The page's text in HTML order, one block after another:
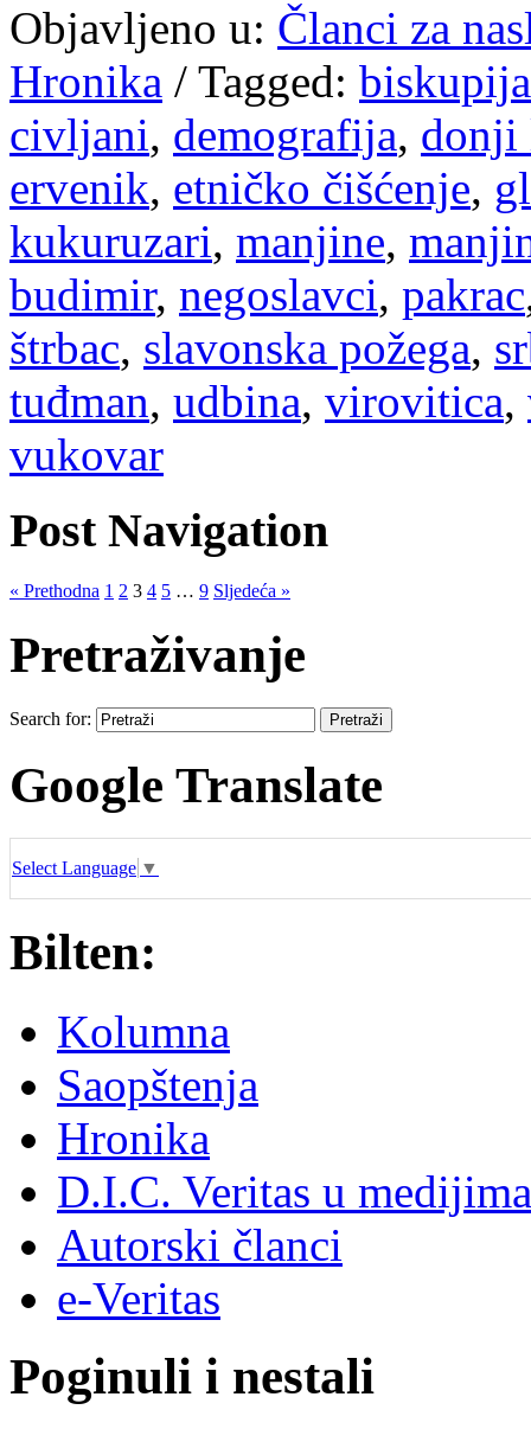
Objavljeno u: Članci za
Hronika / Tagged: biskupija
civljani, demografija, donji
ervenik, etničko čišćenje,
kukuruzari, manjine,
budimir, negoslavci, pakrac
štrbac, slavonska požega,
tuđman, udbina, virovitica,
vukovar
Post Navigation
« Prethodna 1 2 3 4 5 … 9 Sljedeća »
Pretraživanje
Search for:
Google Translate
Select Language ▼
Bilten:
Kolumna
Saopštenja
Hronika
D.I.C. Veritas u medijima
Autorski članci
e-Veritas
Poginuli i nestali